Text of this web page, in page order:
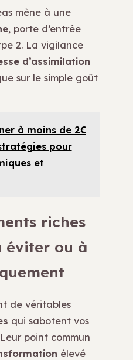
mène à une
, porte d’entrée
2. La vigilance
d’assimilation
sur le simple goût
à moins de 2€
pour
et
riches
éviter ou à
de véritables
qui sabotent vos
point commun
élevé